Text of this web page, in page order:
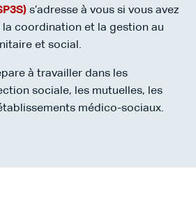
s’adresse à vous si vous avez
la coordination et la gestion au
et social.
à travailler dans les
sociale, les mutuelles, les
médico-sociaux.